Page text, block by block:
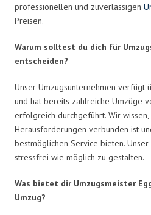
professionellen und zuverlässigen
Preisen.
Warum solltest du dich für
entscheiden?
Unser Umzugsunternehmen verfügt
und hat bereits zahlreiche Umzüge
erfolgreich durchgeführt. Wir
Herausforderungen verbunden ist
bestmöglichen Service bieten.
stressfrei wie möglich zu gestalten.
Was bietet dir Umzugsmeister
Umzug?